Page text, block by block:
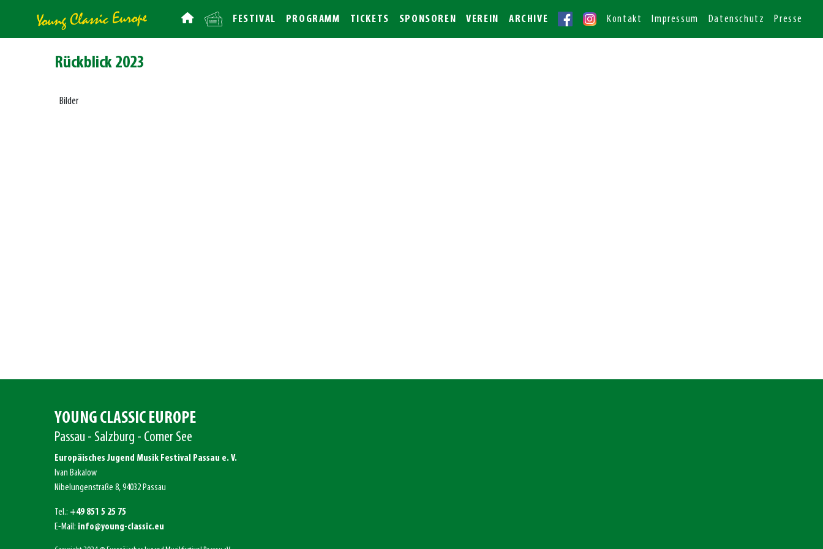
FESTIVAL PROGRAMM TICKETS SPONSOREN VEREIN ARCHIVE Kontakt Impressum Datenschutz Presse
Rückblick 2023
Bilder
YOUNG CLASSIC EUROPE
Passau - Salzburg - Comer See
Europäisches Jugend Musik Festival Passau e. V.
Ivan Bakalow
Nibelungenstraße 8, 94032 Passau
Tel.: +49 851 5 25 75
E-Mail: info@young-classic.eu